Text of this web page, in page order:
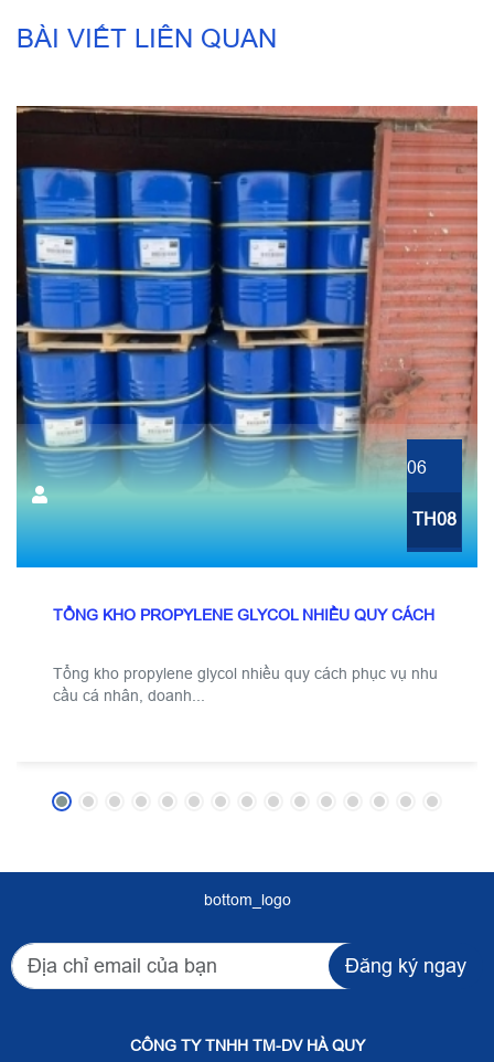
BÀI VIẾT LIÊN QUAN
06
TH08
TỔNG KHO PROPYLENE GLYCOL NHIỀU QUY CÁCH
Tổng kho propylene glycol nhiều quy cách phục vụ nhu
cầu cá nhân, doanh...
bottom_logo
Đăng ký ngay
CÔNG TY TNHH TM-DV HÀ QUY